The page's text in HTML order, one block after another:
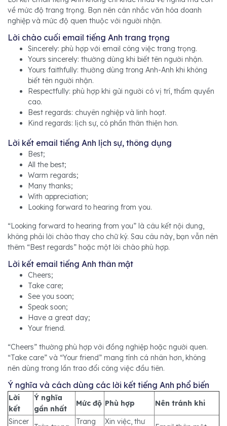
về mức độ trang trọng. Bạn nên cân nhắc văn hóa doanh
nghiệp và mức độ quen thuộc với người nhận.
Lời chào cuối email tiếng Anh trang trọng
Sincerely: phù hợp với email công việc trang trọng.
Yours sincerely: thường dùng khi biết tên người nhận.
Yours faithfully: thường dùng trong Anh-Anh khi không
biết tên người nhận.
Respectfully: phù hợp khi gửi người có vị trí, thẩm quyền
cao.
Best regards: chuyên nghiệp và linh hoạt.
Kind regards: lịch sự, có phần thân thiện hơn.
Lời kết email tiếng Anh lịch sự, thông dụng
Best;
All the best;
Warm regards;
Many thanks;
With appreciation;
Looking forward to hearing from you.
“Looking forward to hearing from you” là câu kết nội dung,
không phải lời chào thay cho chữ ký. Sau câu này, bạn vẫn nên
thêm “Best regards” hoặc một lời chào phù hợp.
Lời kết email tiếng Anh thân mật
Cheers;
Take care;
See you soon;
Speak soon;
Have a great day;
Your friend.
“Cheers” thường phù hợp với đồng nghiệp hoặc người quen.
“Take care” và “Your friend” mang tính cá nhân hơn, không
nên dùng trong lần trao đổi công việc đầu tiên.
Ý nghĩa và cách dùng các lời kết tiếng Anh phổ biến
Lời
kết
Ý nghĩa
gần nhất
Mức độ Phù hợp
Nên tránh khi
Sincer
Trang
Xin việc, thư